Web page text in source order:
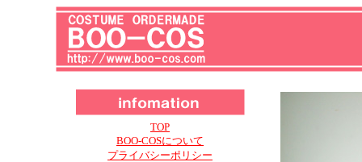
TOP
BOO-COSについて
プライバシーポリシー